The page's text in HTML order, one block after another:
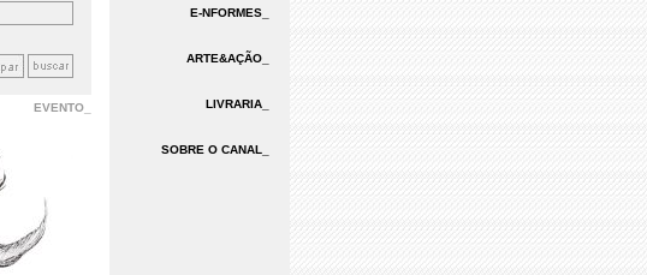
EVENTO_
E-NFORMES_
ARTE&AÇÃO_
LIVRARIA_
SOBRE O CANAL_